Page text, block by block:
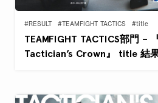
#RESULT #TEAMFIGHT TACTICS #title
TEAMFIGHT TACTICS部門 –
Tactician’s Crown』 title 結